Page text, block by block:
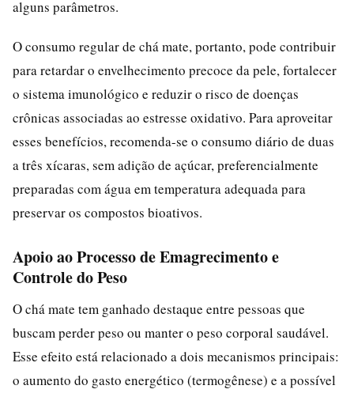
alguns parâmetros.
O consumo regular de chá mate, portanto, pode contribuir
para retardar o envelhecimento precoce da pele, fortalecer
o sistema imunológico e reduzir o risco de doenças
crônicas associadas ao estresse oxidativo. Para aproveitar
esses benefícios, recomenda-se o consumo diário de duas
a três xícaras, sem adição de açúcar, preferencialmente
preparadas com água em temperatura adequada para
preservar os compostos bioativos.
Apoio ao Processo de Emagrecimento e
Controle do Peso
O chá mate tem ganhado destaque entre pessoas que
buscam perder peso ou manter o peso corporal saudável.
Esse efeito está relacionado a dois mecanismos principais:
o aumento do gasto energético (termogênese) e a possível